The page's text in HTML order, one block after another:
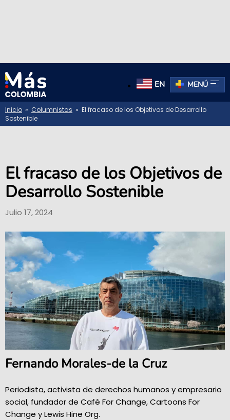
EN MENÚ
Inicio » Columnistas » El fracaso de los Objetivos de Desarrollo
Sostenible
El fracaso de los Objetivos de
Desarrollo Sostenible
Julio 17, 2024
Fernando Morales-de la Cruz
Periodista, activista de derechos humanos y empresario
social, fundador de Café For Change, Cartoons For
Change y Lewis Hine Org.